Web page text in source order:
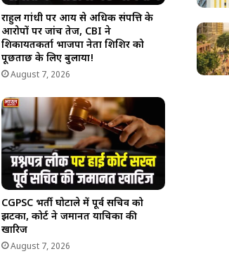
राहुल गांधी पर आय से अधिक संपत्ति के
आरोपों पर जांच तेज, CBI ने
शिकायतकर्ता भाजपा नेता शिशिर को
पूछताछ के लिए बुलाया!
August 7, 2026
CGPSC भर्ती घोटाले में पूर्व सचिव को
झटका, कोर्ट ने जमानत याचिका की
खारिज
August 7, 2026